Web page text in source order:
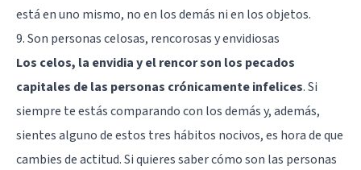
está en uno mismo, no en los demás ni en los objetos.
9. Son personas celosas, rencorosas y envidiosas
Los celos, la envidia y el rencor son los pecados
capitales de las personas crónicamente infelices. Si
siempre te estás comparando con los demás y, además,
sientes alguno de estos tres hábitos nocivos, es hora de que
cambies de actitud. Si quieres saber cómo son las personas